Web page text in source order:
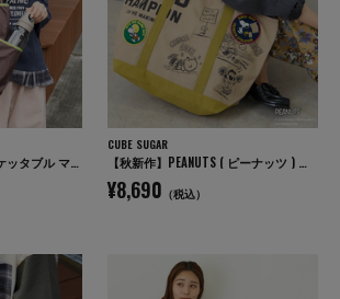
【秋新作】ナイロン ポケッタブル マルシェ バッグ
CUBE SUGAR
【秋新作】PEANUTS ( ピーナッツ ) キャンバス ビッグ トートバッグ
¥8,690 （税込）